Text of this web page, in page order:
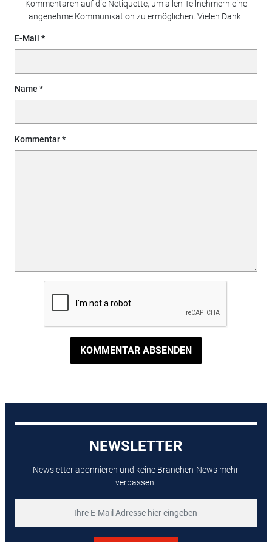
Kommentaren auf die Netiquette, um allen Teilnehmern eine
angenehme Kommunikation zu ermöglichen. Vielen Dank!
E-Mail
Name
Kommentar
KOMMENTAR ABSENDEN
NEWSLETTER
Newsletter abonnieren und keine Branchen-News mehr
verpassen.